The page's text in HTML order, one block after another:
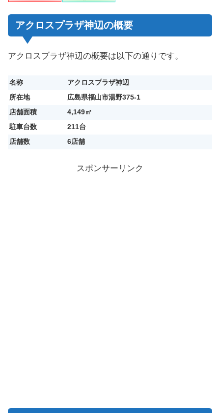
アクロスプラザ神辺の概要
アクロスプラザ神辺の概要は以下の通りです。
名称
アクロスプラザ神辺
所在地
広島県福山市湯野375-1
店舗面積
4,149㎡
駐車台数
211台
店舗数
6店舗
スポンサーリンク